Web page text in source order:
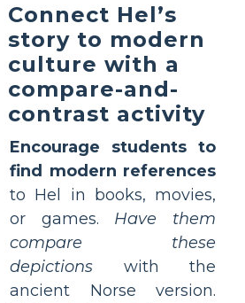
Connect Hel’s
story to modern
culture with a
compare-and-
contrast activity
Encourage students to
find modern references
to Hel in books, movies,
or games. Have them
compare these
depictions with the
ancient Norse version.